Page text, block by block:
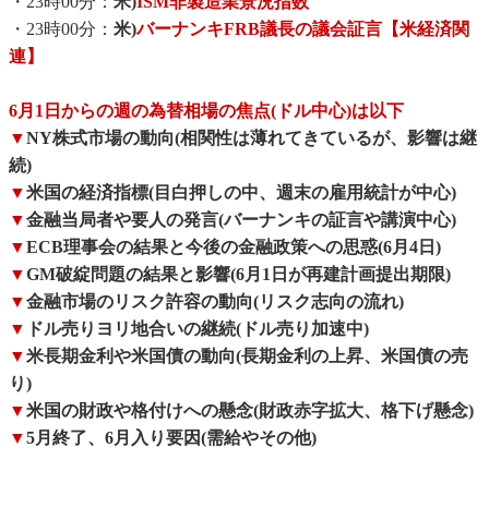
・23時00分： 米)バーナンキFRB議長の議会証言【米経済関
連】
6月1日からの週の為替相場の焦点(ドル中心)は以下
▼NY株式市場の動向(相関性は薄れてきているが、影響は継
続)
▼米国の経済指標(目白押しの中、週末の雇用統計が中心)
▼金融当局者や要人の発言(バーナンキの証言や講演中心)
▼ECB理事会の結果と今後の金融政策への思惑(6月4日)
▼GM破綻問題の結果と影響(6月1日が再建計画提出期限)
▼金融市場のリスク許容の動向(リスク志向の流れ)
▼ ドル売りヨリ地合いの継続(ドル売り加速中)
▼米長期金利や米国債の動向(長期金利の上昇、米国債の売
り)
▼米国の財政や格付けへの懸念(財政赤字拡大、格下げ懸念)
▼5月終了、6月入り要因(需給やその他)